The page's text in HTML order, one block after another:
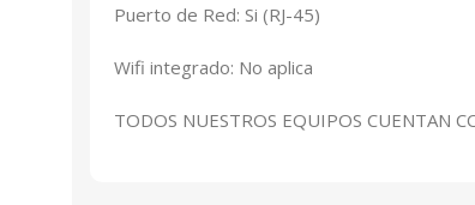
Puerto de Red: Si (RJ-45)
Wifi integrado: No aplica
TODOS NUESTROS EQUIPOS CUENTAN